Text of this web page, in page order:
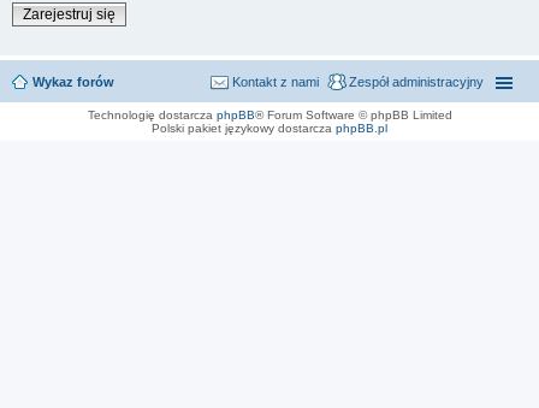
Zarejestruj się
Wykaz forów Zespół administracyjny
Kontakt z nami
Technologię dostarcza phpBB® Forum Software © phpBB Limited
Polski pakiet językowy dostarcza phpBB.pl